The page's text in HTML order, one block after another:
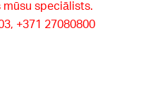
mūsu speciālists.
+371 27080800